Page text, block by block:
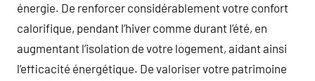
énergie. De renforcer considérablement votre confort
calorifique, pendant l’hiver comme durant l’été, en
augmentant l’isolation de votre logement, aidant ainsi
l’efficacité énergétique. De valoriser votre patrimoine